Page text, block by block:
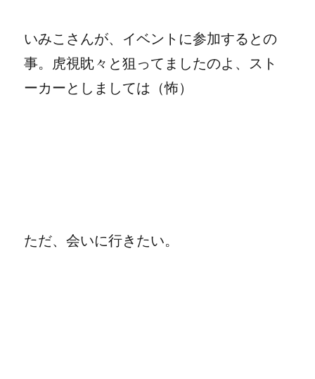
いみこさんが、イベントに参加するとの
事。虎視眈々と狙ってましたのよ、スト
ーカーとしましては（怖）
ただ、会いに行きたい。